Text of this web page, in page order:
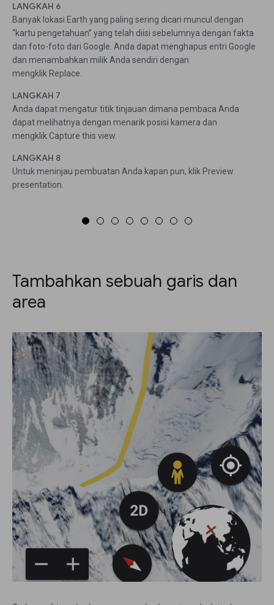
LANGKAH 6
Banyak lokasi Earth yang paling sering dicari muncul dengan
“kartu pengetahuan” yang telah diisi sebelumnya dengan fakta
dan foto-foto dari Google. Anda dapat menghapus entri Google
dan menambahkan milik Anda sendiri dengan
mengklik Replace.
LANGKAH 7
Anda dapat mengatur titik tinjauan dimana pembaca Anda
dapat melihatnya dengan menarik posisi kamera dan
mengklik Capture this view.
LANGKAH 8
Untuk meninjau pembuatan Anda kapan pun, klik Preview
presentation.
Tambahkan sebuah garis dan
area